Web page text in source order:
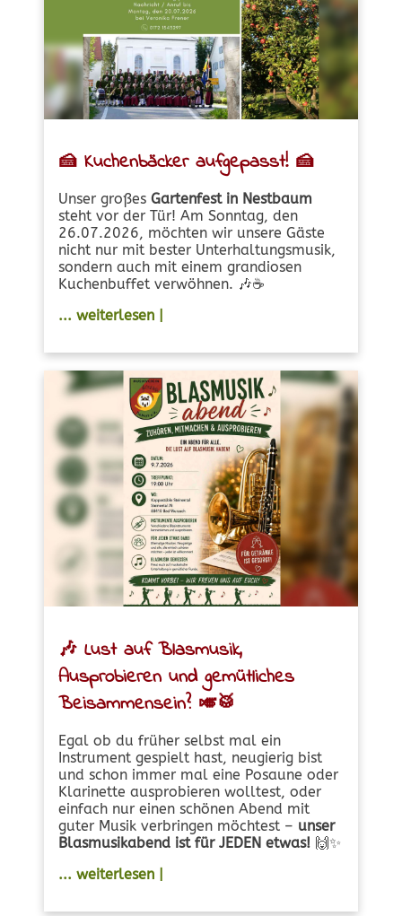
🍰 Kuchenbäcker aufgepasst!🍰
Unser großes Gartenfest in Nestbaum
steht vor der Tür! Am Sonntag, den
26.07.2026, möchten wir unsere Gäste
nicht nur mit bester Unterhaltungsmusik,
sondern auch mit einem grandiosen
Kuchenbuffet verwöhnen. 🎶☕
... weiterlesen |
🎶 Lust auf Blasmusik,
Ausprobieren und gemütliches
Beisammensein?🎺🥁
Egal ob du früher selbst mal ein
Instrument gespielt hast, neugierig bist
und schon immer mal eine Posaune oder
Klarinette ausprobieren wolltest, oder
einfach nur einen schönen Abend mit
guter Musik verbringen möchtest – unser
Blasmusikabend ist für JEDEN etwas!🙌✨
... weiterlesen |